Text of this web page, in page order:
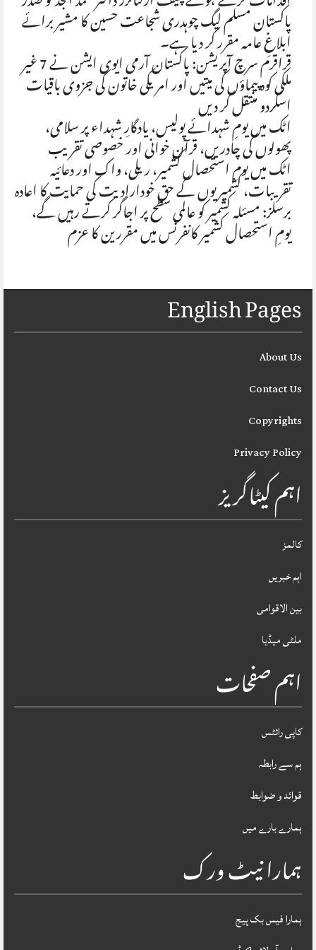
پاکستان مسلم لیگ چوہدری شجاعت حسین کا مشیر برائے
ابلاغِ عامہ مقرر کر دیا ہے۔ قراقرم سرچ آپریشن: پاکستان آرمی ایوی ایشن نے 7 غیر
ملکی کوہ پیماؤں کی میتیں اور امریکی خاتون کی جزوی باقیات
اسکردو منتقل کر دیں
اٹک میں یومِ شہدائے پولیس، یادگارِ شہداء پر سلامی،
پھولوں کی چادریں، قرآن خوانی اور خصوصی تقریب
اٹک میں یومِ استحصال کشمیر، ریلی، واک اور دعائیہ
تقریبات، کشمیریوں کے حقِ خودارادیت کی حمایت کا اعادہ
برسلز: مسئلہ کشمیر کو عالمی سطح پر اجاگر کرتے رہیں گے،
یومِ استحصال کشمیر کانفرنس میں مقررین کا عزم
English Pages
About Us
Contact Us
Copyrights
Privacy Policy
اہم کیٹاگریز
کالمز
اہم خبریں
بین الاقوامی
ملٹی میڈیا
اہم صفحات
کاپی رائٹس
ہم سے رابطہ
قوائد و ضوابط
ہمارے بارے میں
ہمارا نیٹ ورک
ہمارا فیس بک پیج